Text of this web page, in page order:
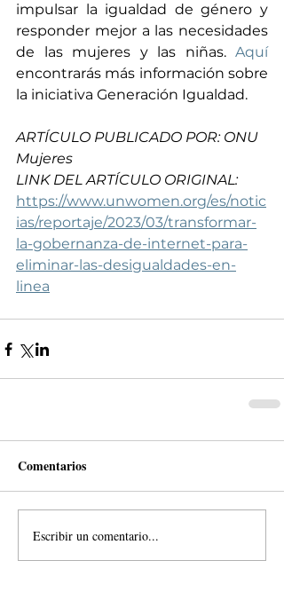
impulsar la igualdad de género y
responder mejor a las necesidades
de las mujeres y las niñas. Aquí
encontrarás más información sobre
la iniciativa Generación Igualdad.
ARTÍCULO PUBLICADO POR: ONU
Mujeres
LINK DEL ARTÍCULO ORIGINAL:
https://www.unwomen.org/es/notic
ias/reportaje/2023/03/transformar-
la-gobernanza-de-internet-para-
eliminar-las-desigualdades-en-
linea
Comentarios
Escribir un comentario...